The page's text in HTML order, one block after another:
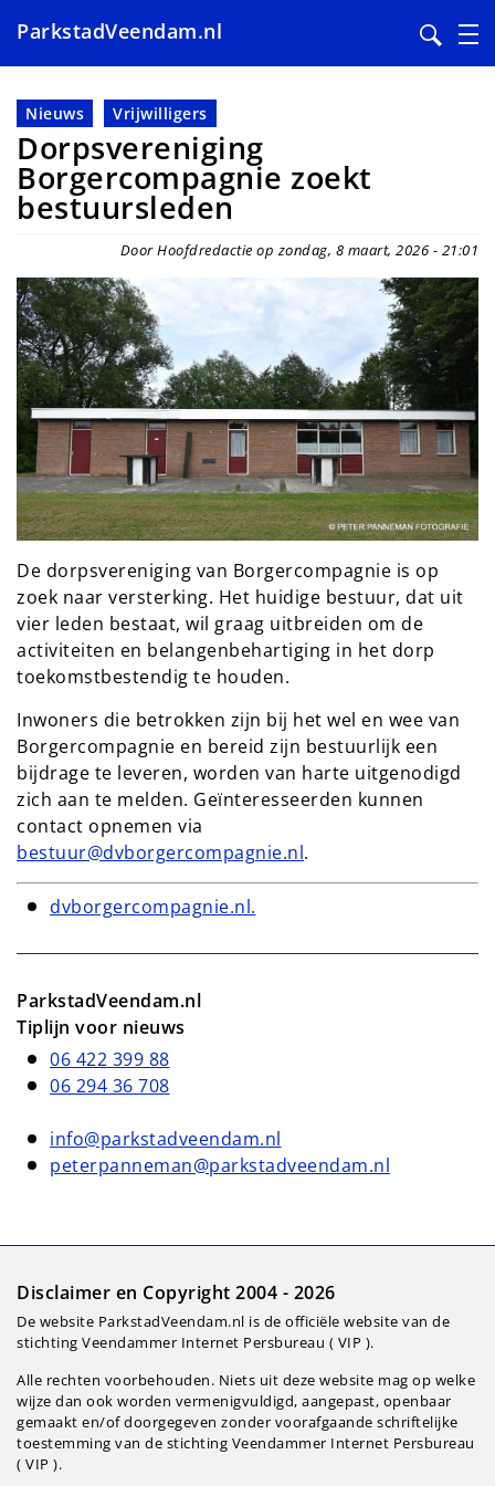
en
naar
de
inhoud
gaan
ParkstadVeendam.nl
Nieuws Vrijwilligers
Dorpsvereniging
Borgercompagnie zoekt
bestuursleden
Door Hoofdredactie op zondag, 8 maart, 2026 - 21:01
De dorpsvereniging van Borgercompagnie is op
zoek naar versterking. Het huidige bestuur, dat uit
vier leden bestaat, wil graag uitbreiden om de
activiteiten en belangenbehartiging in het dorp
toekomstbestendig te houden.
Inwoners die betrokken zijn bij het wel en wee van
Borgercompagnie en bereid zijn bestuurlijk een
bijdrage te leveren, worden van harte uitgenodigd
zich aan te melden. Geïnteresseerden kunnen
contact opnemen via
bestuur@dvborgercompagnie.nl.
dvborgercompagnie.nl.
ParkstadVeendam.nl
Tiplijn voor nieuws
06 422 399 88
06 294 36 708
info@parkstadveendam.nl
peterpanneman@parkstadveendam.nl
Disclaimer en Copyright 2004 - 2026
De website ParkstadVeendam.nl is de officiële website van de
stichting Veendammer Internet Persbureau ( VIP ).
Alle rechten voorbehouden. Niets uit deze website mag op welke
wijze dan ook worden vermenigvuldigd, aangepast, openbaar
gemaakt en/of doorgegeven zonder voorafgaande schriftelijke
toestemming van de stichting Veendammer Internet Persbureau
( VIP ).